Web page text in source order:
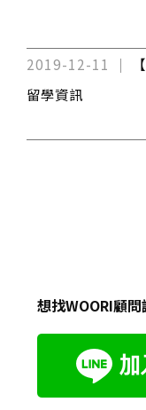
2019-12-11
留學資訊
想找WOORI顧問